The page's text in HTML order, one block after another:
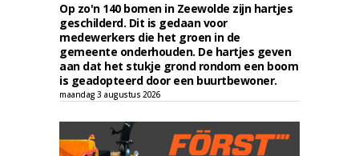
Op zo'n 140 bomen in Zeewolde zijn hartjes
geschilderd. Dit is gedaan voor
medewerkers die het groen in de
gemeente onderhouden. De hartjes geven
aan dat het stukje grond rondom een boom
is geadopteerd door een buurtbewoner.
maandag 3 augustus 2026